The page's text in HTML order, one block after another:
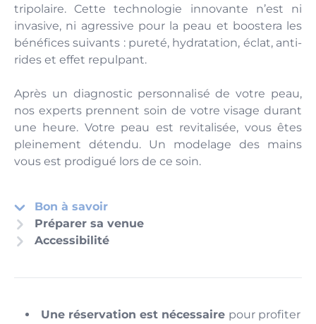
tripolaire. Cette technologie innovante n’est ni
invasive, ni agressive pour la peau et boostera les
bénéfices suivants : pureté, hydratation, éclat, anti-
rides et effet repulpant.
Après un diagnostic personnalisé de votre peau,
nos experts prennent soin de votre visage durant
une heure. Votre peau est revitalisée, vous êtes
pleinement détendu. Un modelage des mains
vous est prodigué lors de ce soin.
Bon à savoir
Préparer sa venue
Accessibilité
Une réservation est nécessaire pour profiter